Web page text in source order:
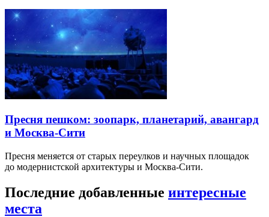
Пресня пешком: зоопарк, планетарий, авангард
и Москва-Сити
Пресня меняется от старых переулков и научных площадок
до модернистской архитектуры и Москва-Сити.
Последние добавленные интересные
места